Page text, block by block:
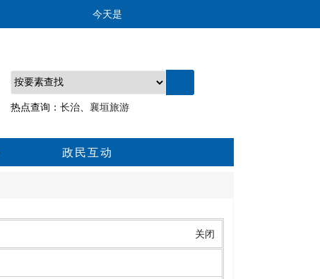
今天是
热点查询： 长治 襄垣旅游
政民互动
关闭